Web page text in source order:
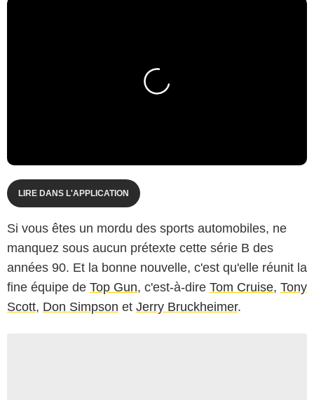
LIRE DANS L'APPLICATION
Si vous êtes un mordu des sports automobiles, ne
manquez sous aucun prétexte cette série B des
années 90. Et la bonne nouvelle, c'est qu'elle réunit la
fine équipe de Top Gun, c'est-à-dire Tom Cruise, Tony
Scott, Don Simpson et Jerry Bruckheimer.